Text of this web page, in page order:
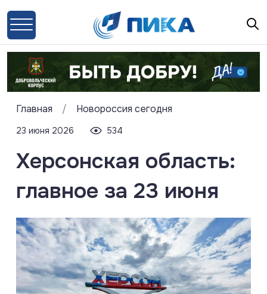
Главная / Новороссия сегодня
23 июня 2026 534
Херсонская область:
главное за 23 июня